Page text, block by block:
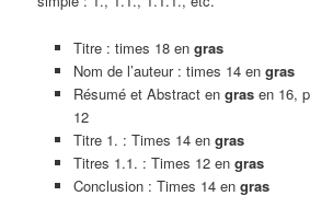
Titre : times 18 en gras
Nom de l’auteur : times 14 en gras
Résumé et Abstract en grasen 16,
12
Titre 1. : Times 14 en gras
Titres 1.1. : Times 12 en gras
Conclusion : Times 14 en gras